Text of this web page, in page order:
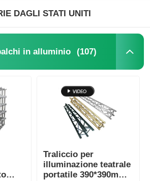
DAGLI STATI UNITI
in alluminio (107)
Traliccio per
illuminazione teatrale
portatile 390*390mm